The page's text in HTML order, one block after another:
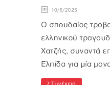
10/6/2025
Ο σπουδαίος
ελληνικού
Χατζής, συναντά
Ελπίδα για μία